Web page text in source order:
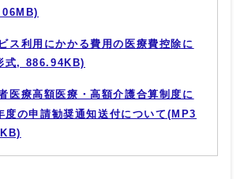
ス利用にかかる費用の医療費控除に
式, 886.94KB)
医療高額医療・高額介護合算制度に
度の申請勧奨通知送付について(MP3